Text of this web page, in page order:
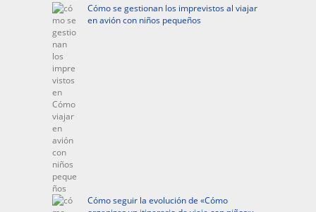
Cómo se gestionan los imprevistos al viajar
en avión con niños pequeños
Cómo seguir la evolución de «Cómo